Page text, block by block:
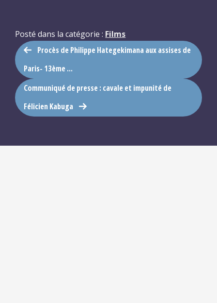
Posté dans la catégorie : Films
Procès de Philippe Hategekimana aux assises de
Paris- 13ème ...
Communiqué de presse : cavale et impunité de
Félicien Kabuga